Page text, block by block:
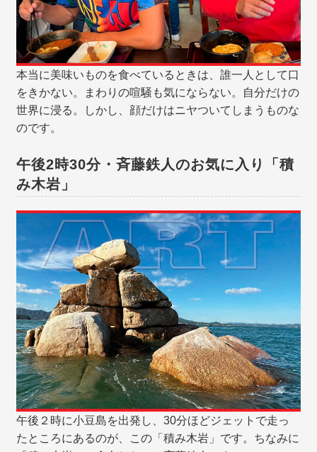
本当に美味いものを食べているときは、誰一人として口
をきかない。まわりの喧騒も気にならない。自分だけの
世界に浸る。しかし、顔だけはニヤついてしまうものな
のです。
午後2時30分・斉藤鉄人のお気に入り「積
み木岩」
午後２時に小豆島を出発し、30分ほどジェットで走っ
たところにあるのが、この「積み木岩」です。ちなみに